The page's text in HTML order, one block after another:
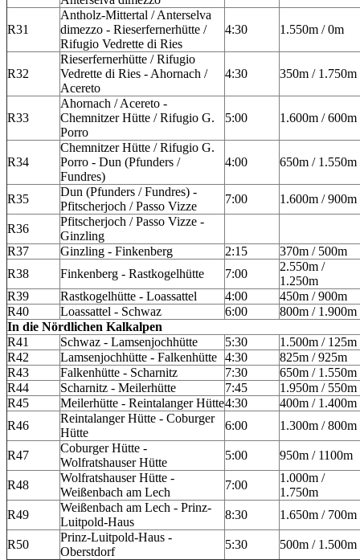
R31
Antholz-Mittertal / Anterselva
dimezzo - Rieserfernerhütte /
Rifugio Vedrette di Ries
4:30 1.550m / 0m
R32
Rieserfernerhütte / Rifugio
Vedrette di Ries - Ahornach /
Acereto
4:30 350m / 1.750m
R33
Ahornach / Acereto -
Chemnitzer Hütte / Rifugio G.
Porro
5:00 1.600m / 600m
R34
Chemnitzer Hütte / Rifugio G.
Porro - Dun (Pfunders /
Fundres)
4:00 650m / 1.550m
R35
Dun (Pfunders / Fundres) -
Pfitscherjoch / Passo Vizze
7:00 1.600m / 900m
R36
Pfitscherjoch / Passo Vizze -
Ginzling
R37
Ginzling - Finkenberg 2:15
370m / 500m
R38
Finkenberg - Rastkogelhütte 7:00
2.550m /
1.250m
R39
Rastkogelhütte - Loassattel 4:00
450m / 900m
R40
Loassattel - Schwaz 6:00
800m / 1.900m
In die Nördlichen Kalkalpen
R41
Schwaz - Lamsenjochhütte 5:30
1.500m / 125m
R42
Lamsenjochhütte - Falkenhütte 4:30
825m / 925m
R43
Falkenhütte - Scharnitz 7:30
650m / 1.550m
R44
Scharnitz - Meilerhütte 7:45
1.950m / 550m
R45
Meilerhütte - Reintalanger Hütte4:30
400m / 1.400m
R46
Reintalanger Hütte - Coburger
Hütte
6:00 1.300m / 800m
R47
Coburger Hütte -
Wolfratshauser Hütte
5:00 950m / 1100m
R48
Wolfratshauser Hütte -
Weißenbach am Lech
7:00
1.000m /
1.750m
R49
Weißenbach am Lech - Prinz-
Luitpold-Haus
8:30 1.650m / 700m
R50
Prinz-Luitpold-Haus -
Oberstdorf
5:30 500m / 1.500m